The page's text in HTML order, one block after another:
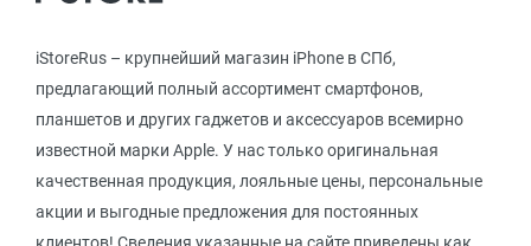
iStoreRus – крупнейший магазин iPhone в СПб,
предлагающий полный ассортимент смартфонов,
планшетов и других гаджетов и аксессуаров всемирно
известной марки Apple. У нас только оригинальная
качественная продукция, лояльные цены, персональные
акции и выгодные предложения для постоянных